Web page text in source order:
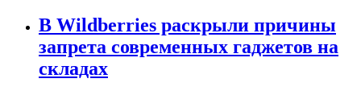
В Wildberries раскрыли причины
запрета современных гаджетов на
складах